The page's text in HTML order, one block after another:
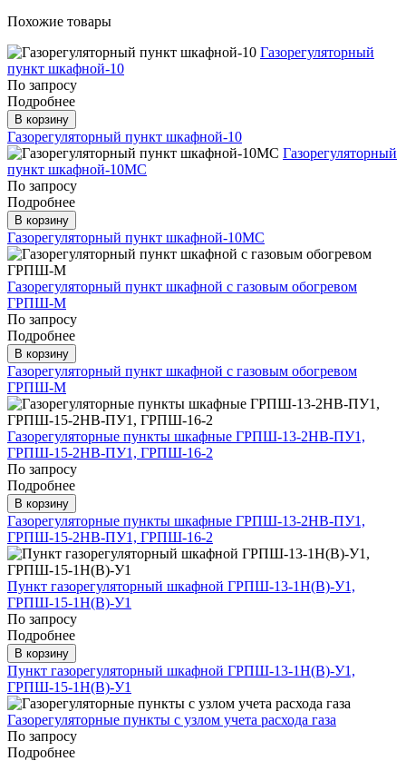
Похожие товары
Газорегуляторный
пункт шкафной-10
По запросу
Подробнее
В корзину
Газорегуляторный пункт шкафной-10
Газорегуляторный
пункт шкафной-10МС
По запросу
Подробнее
В корзину
Газорегуляторный пункт шкафной-10МС
Газорегуляторный пункт шкафной с газовым обогревом
ГРПШ-М
По запросу
Подробнее
В корзину
Газорегуляторный пункт шкафной с газовым обогревом
ГРПШ-М
Газорегуляторные пункты шкафные ГРПШ-13-2НВ-ПУ1,
ГРПШ-15-2НВ-ПУ1, ГРПШ-16-2
По запросу
Подробнее
В корзину
Газорегуляторные пункты шкафные ГРПШ-13-2НВ-ПУ1,
ГРПШ-15-2НВ-ПУ1, ГРПШ-16-2
Пункт газорегуляторный шкафной ГРПШ-13-1Н(В)-У1,
ГРПШ-15-1Н(В)-У1
По запросу
Подробнее
В корзину
Пункт газорегуляторный шкафной ГРПШ-13-1Н(В)-У1,
ГРПШ-15-1Н(В)-У1
Газорегуляторные пункты с узлом учета расхода газа
По запросу
Подробнее